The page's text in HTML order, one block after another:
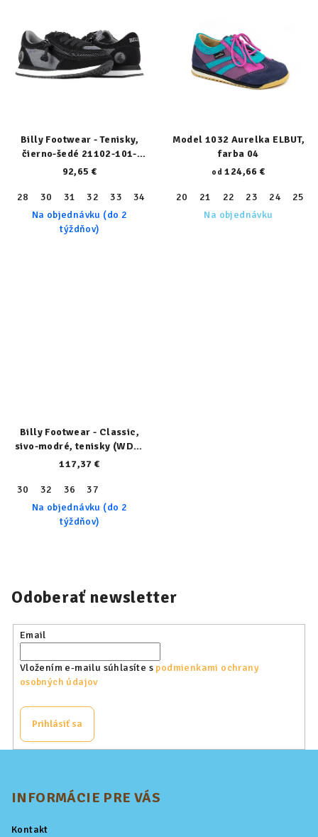
Billy Footwear - Tenisky,
čierno-šedé 21102-101-
normal
92,65 €
28 30 31 32 33 34 37 38
39
Na objednávku (do 2
týždňov)
Model 1032 Aurelka ELBUT,
farba 04
od 124,66 €
20 21 22 23 24 25
Na objednávku
Billy Footwear - Classic,
sivo-modré, tenisky (WDR)
21314-021-W
117,37 €
30 32 36
37
Na objednávku (do 2
týždňov)
Odoberať newsletter
Email
Vložením e-mailu súhlasíte s podmienkami ochrany
osobných údajov
Prihlásiť sa
INFORMÁCIE PRE VÁS
Kontakt